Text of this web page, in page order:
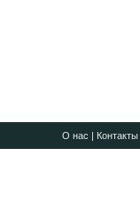
О нас | Контакты